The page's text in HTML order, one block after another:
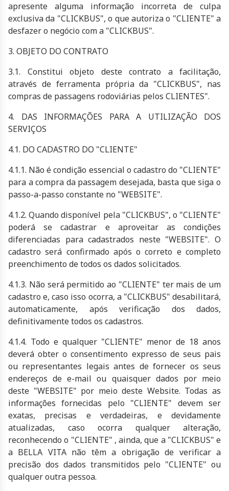
apresente alguma informação incorreta de culpa
exclusiva da "CLICKBUS", o que autoriza o "CLIENTE" a
desfazer o negócio com a "CLICKBUS".
3. OBJETO DO CONTRATO
3.1. Constitui objeto deste contrato a facilitação,
através de ferramenta própria da "CLICKBUS", nas
compras de passagens rodoviárias pelos CLIENTES".
4. DAS INFORMAÇÕES PARA A UTILIZAÇÃO DOS
SERVIÇOS
4.1. DO CADASTRO DO "CLIENTE"
4.1.1. Não é condição essencial o cadastro do "CLIENTE"
para a compra da passagem desejada, basta que siga o
passo-a-passo constante no "WEBSITE".
4.1.2. Quando disponível pela "CLICKBUS", o "CLIENTE"
poderá se cadastrar e aproveitar as condições
diferenciadas para cadastrados neste "WEBSITE". O
cadastro será confirmado após o correto e completo
preenchimento de todos os dados solicitados.
4.1.3. Não será permitido ao "CLIENTE" ter mais de um
cadastro e, caso isso ocorra, a "CLICKBUS" desabilitará,
automaticamente, após verificação dos dados,
definitivamente todos os cadastros.
4.1.4. Todo e qualquer "CLIENTE" menor de 18 anos
deverá obter o consentimento expresso de seus pais
ou representantes legais antes de fornecer os seus
endereços de e-mail ou quaisquer dados por meio
deste "WEBSITE" por meio deste Website. Todas as
informações fornecidas pelo "CLIENTE" devem ser
exatas, precisas e verdadeiras, e devidamente
atualizadas, caso ocorra qualquer alteração,
reconhecendo o "CLIENTE" , ainda, que a "CLICKBUS" e
a BELLA VITAnão têm a obrigação de verificar a
precisão dos dados transmitidos pelo "CLIENTE" ou
qualquer outra pessoa.